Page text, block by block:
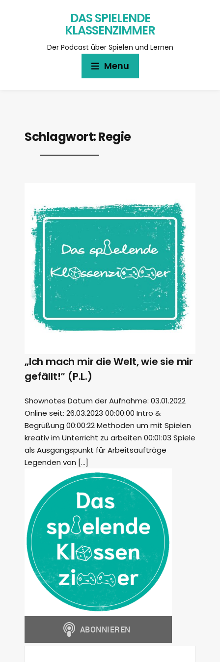
DAS SPIELENDE
KLASSENZIMMER
Der Podcast über Spielen und Lernen
Menu
Schlagwort:Regie
„Ich mach mir die Welt, wie sie mir
gefällt!“ (P.L.)
Shownotes Datum der Aufnahme: 03.01.2022
Online seit: 26.03.2023 00:00:00 Intro &
Begrüßung 00:00:22 Methoden um mit Spielen
kreativ im Unterricht zu arbeiten 00:01:03 Spiele
als Ausgangspunkt für Arbeitsaufträge
Legenden von […]